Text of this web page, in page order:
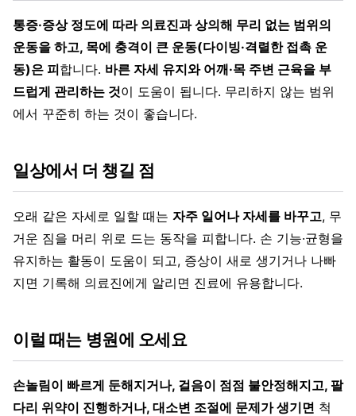
통증·증상 정도에 따라 의료진과 상의해 무리 없는 범위의
운동을 하고, 목에 충격이 큰 운동(다이빙·격렬한 접촉 운
동)은 피합니다. 바른 자세 유지와 어깨·목 주변 근육을 부
드럽게 관리하는 것이 도움이 됩니다. 무리하지 않는 범위
에서 꾸준히 하는 것이 좋습니다.
일상에서 더 챙길 점
오래 같은 자세로 일할 때는 자주 일어나 자세를 바꾸고, 무
거운 짐을 머리 위로 드는 동작을 피합니다. 손 기능·균형을
유지하는 활동이 도움이 되고, 증상이 새로 생기거나 나빠
지면 기록해 의료진에게 알리면 진료에 유용합니다.
이럴 때는 병원에 오세요
손놀림이 빠르게 둔해지거나, 걸음이 점점 불안정해지고, 팔
다리 위약이 진행하거나, 대소변 조절에 문제가 생기면 척